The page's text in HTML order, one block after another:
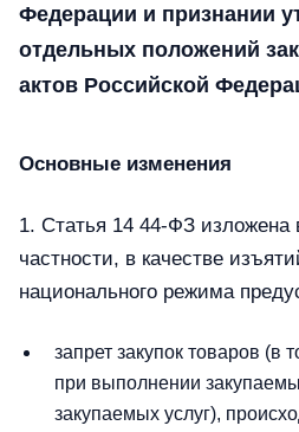
Федерации и признании
отдельных положений
актов Российской
Основные изменения
1. Статья 14 44-ФЗ изложена
частности, в качестве
национального режима
запрет закупок товаров (в
при выполнении
закупаемых услуг),